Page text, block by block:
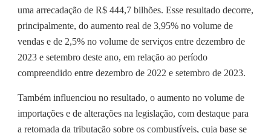
uma arrecadação de R$ 444,7 bilhões. Esse resultado decorre,
principalmente, do aumento real de 3,95% no volume de
vendas e de 2,5% no volume de serviços entre dezembro de
2023 e setembro deste ano, em relação ao período
compreendido entre dezembro de 2022 e setembro de 2023.
Também influenciou no resultado, o aumento no volume de
importações e de alterações na legislação, com destaque para
a retomada da tributação sobre os combustíveis, cuja base se